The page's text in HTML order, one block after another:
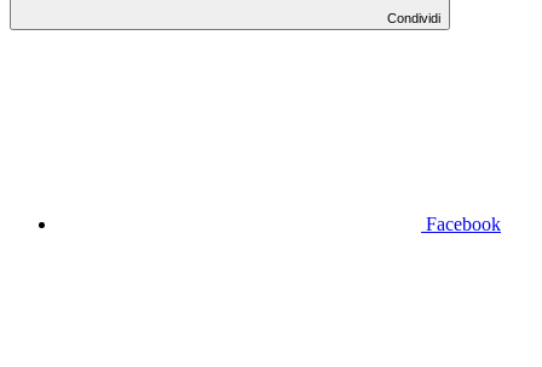
Condividi
Facebook